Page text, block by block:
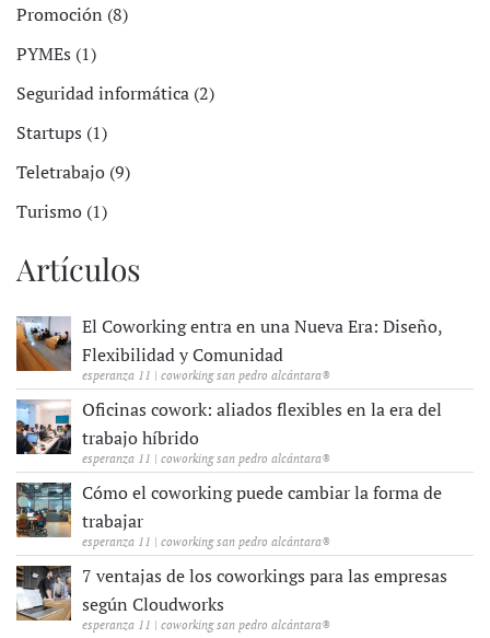
Promoción (8)
PYMEs (1)
Seguridad informática (2)
Startups (1)
Teletrabajo (9)
Turismo (1)
Artículos
El Coworking entra en una Nueva Era: Diseño,
Flexibilidad y Comunidad
esperanza 11 | coworking san pedro alcántara®
Oficinas cowork: aliados flexibles en la era del
trabajo híbrido
esperanza 11 | coworking san pedro alcántara®
Cómo el coworking puede cambiar la forma de
trabajar
esperanza 11 | coworking san pedro alcántara®
7 ventajas de los coworkings para las empresas
según Cloudworks
esperanza 11 | coworking san pedro alcántara®